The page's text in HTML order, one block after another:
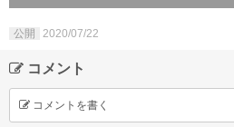
公開 2020/07/22
コメント
コメントを書く